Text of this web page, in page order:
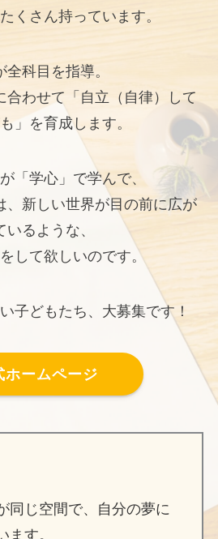
くさん持っています。
全科目を指導。
合わせて「自立（自律）して
」を育成します。
「学心」で学んで、
、新しい世界が目の前に広が
いるような、
して欲しいのです。
子どもたち、大募集です！
ホームページ
同じ空間で、自分の夢に
ます。